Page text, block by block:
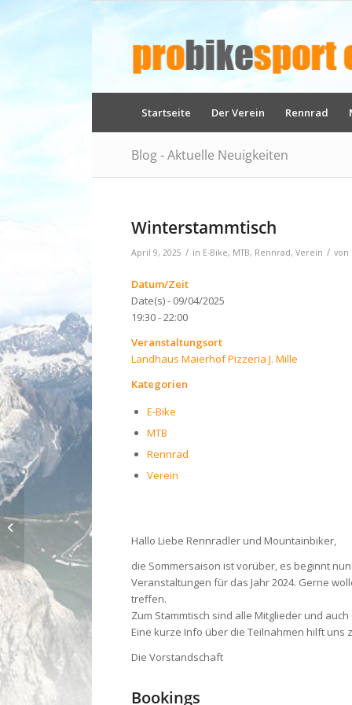
Startseite Der Verein Rennrad
Blog - Aktuelle Neuigkeiten
Winterstammtisch
April 9, 2025 / in E-Bike, MTB, Rennrad, Verein / von
Datum/Zeit
Date(s) - 09/04/2025
19:30 - 22:00
Veranstaltungsort
Landhaus Maierhof Pizzeria J. Mille
Kategorien
E-Bike
MTB
Rennrad
Verein
Hallo Liebe Rennradler und Mountainbiker,
die Sommersaison ist vorüber, es beginnt
Veranstaltungen für das Jahr 2024. Gerne
treffen.
Zum Stammtisch sind alle Mitglieder und
Eine kurze Info über die Teilnahmen hilft
Die Vorstandschaft
Bookings
Nordic walking Treff Winter 23/24